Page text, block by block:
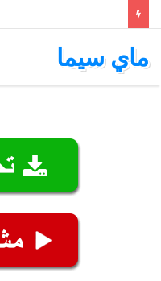
ماي سيما